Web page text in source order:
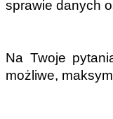
sprawie danych
Na Twoje
możliwe,